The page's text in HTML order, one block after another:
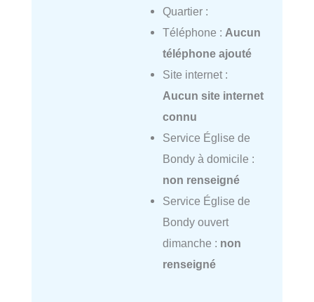
Quartier :
Téléphone : Aucun
téléphone ajouté
Site internet :
Aucun site internet
connu
Service Église de
Bondy à domicile :
non renseigné
Service Église de
Bondy ouvert
dimanche : non
renseigné